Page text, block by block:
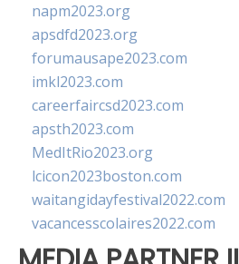
napm2023.org
apsdfd2023.org
forumausape2023.com
imkl2023.com
careerfaircsd2023.com
apsth2023.com
MedItRio2023.org
lcicon2023boston.com
waitangidayfestival2022.com
vacancesscolaires2022.com